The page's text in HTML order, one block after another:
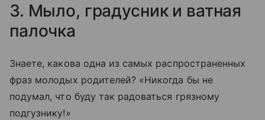
3. Мыло, градусник и ватная
палочка
Знаете, какова одна из самых распространенных
фраз молодых родителей? «Никогда бы не
подумал, что буду так радоваться грязному
подгузнику!»